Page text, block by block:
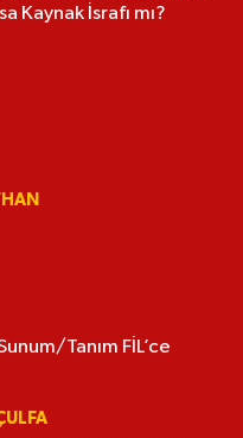
Kaynak İsrafı mı?
Tanım FİL’ce